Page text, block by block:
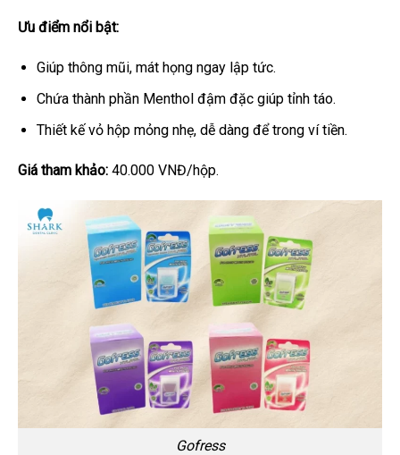
Ưu điểm nổi bật:
Giúp thông mũi, mát họng ngay lập tức.
Chứa thành phần Menthol đậm đặc giúp tỉnh táo.
Thiết kế vỏ hộp mỏng nhẹ, dễ dàng để trong ví tiền.
Giá tham khảo: 40.000 VNĐ/hộp.
Gofress